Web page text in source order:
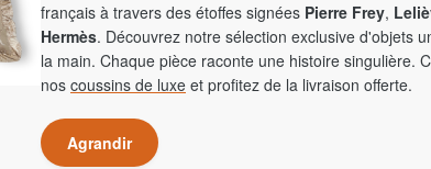
français à travers des étoffes signées Pierre Frey,
Hermès. Découvrez notre sélection exclusive d'objets
la main. Chaque pièce raconte une histoire singulière.
nos coussins de luxe et profitez de la livraison offerte.
Agrandir